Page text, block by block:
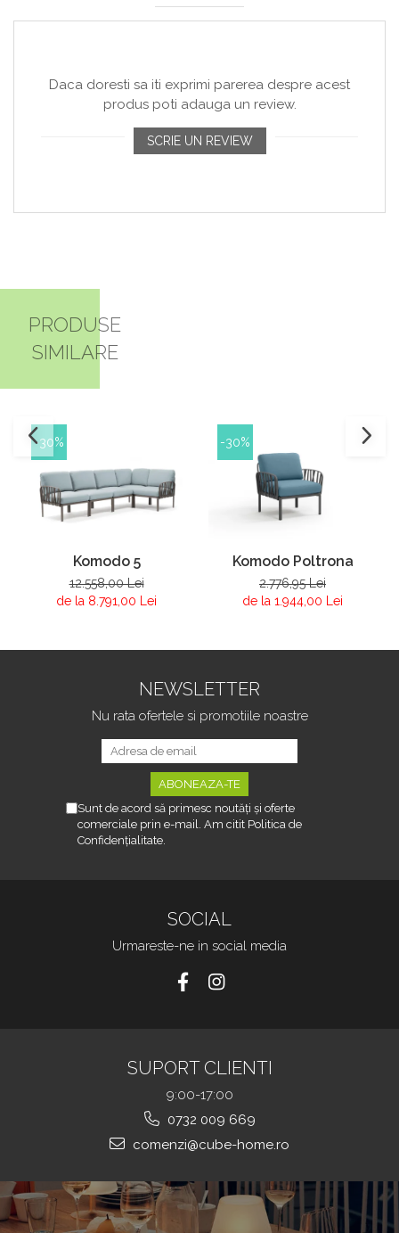
Daca doresti sa iti exprimi parerea despre acest
produs poti adauga un review.
SCRIE UN REVIEW
PRODUSE
SIMILARE
-30%
Komodo 5
12.558,00 Lei
de la 8.791,00 Lei
-30%
Komodo Poltrona
2.776,95 Lei
de la 1.944,00 Lei
NEWSLETTER
Nu rata ofertele si promotiile noastre
Sunt de acord să primesc noutăți și oferte
comerciale prin e-mail. Am citit Politica de
Confidențialitate.
SOCIAL
Urmareste-ne in social media
SUPORT CLIENTI
9:00-17:00
0732 009 669
comenzi@cube-home.ro